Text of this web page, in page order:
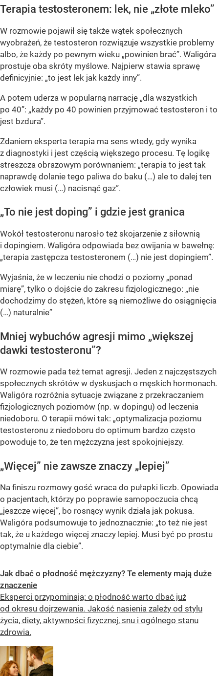
Terapia testosteronem: lek, nie „złote mleko”
W rozmowie pojawił się także wątek społecznych
wyobrażeń, że testosteron rozwiązuje wszystkie problemy
albo, że każdy po pewnym wieku „powinien brać”. Waligóra
prostuje oba skróty myślowe. Najpierw stawia sprawę
definicyjnie: „to jest lek jak każdy inny”.
A potem uderza w popularną narrację „dla wszystkich
po 40”: „każdy po 40 powinien przyjmować testosteron i to
jest bzdura”.
Zdaniem eksperta terapia ma sens wtedy, gdy wynika
z diagnostyki i jest częścią większego procesu. Tę logikę
streszcza obrazowym porównaniem: „terapia to jest tak
naprawdę dolanie tego paliwa do baku (…) ale to dalej ten
człowiek musi (…) nacisnąć gaz”.
„To nie jest doping” i gdzie jest granica
Wokół testosteronu narosło też skojarzenie z siłownią
i dopingiem. Waligóra odpowiada bez owijania w bawełnę:
„terapia zastępcza testosteronem (…) nie jest dopingiem”.
Wyjaśnia, że w leczeniu nie chodzi o poziomy „ponad
miarę”, tylko o dojście do zakresu fizjologicznego: „nie
dochodzimy do stężeń, które są niemożliwe do osiągnięcia
(…) naturalnie”
Mniej wybuchów agresji mimo „większej
dawki testosteronu”?
W rozmowie pada też temat agresji. Jeden z najczęstszych
społecznych skrótów w dyskusjach o męskich hormonach.
Waligóra rozróżnia sytuacje związane z przekraczaniem
fizjologicznych poziomów (np. w dopingu) od leczenia
niedoboru. O terapii mówi tak: „optymalizacja poziomu
testosteronu z niedoboru do optimum bardzo często
powoduje to, że ten mężczyzna jest spokojniejszy.
„Więcej” nie zawsze znaczy „lepiej”
Na finiszu rozmowy gość wraca do pułapki liczb. Opowiada
o pacjentach, którzy po poprawie samopoczucia chcą
„jeszcze więcej”, bo rosnący wynik działa jak pokusa.
Waligóra podsumowuje to jednoznacznie: „to też nie jest
tak, że u każdego więcej znaczy lepiej. Musi być po prostu
optymalnie dla ciebie”.
Jak dbać o płodność mężczyzny? Te elementy mają duże
znaczenie
Eksperci przypominają: o płodność warto dbać już
od okresu dojrzewania. Jakość nasienia zależy od stylu
życia, diety, aktywności fizycznej, snu i ogólnego stanu
zdrowia.